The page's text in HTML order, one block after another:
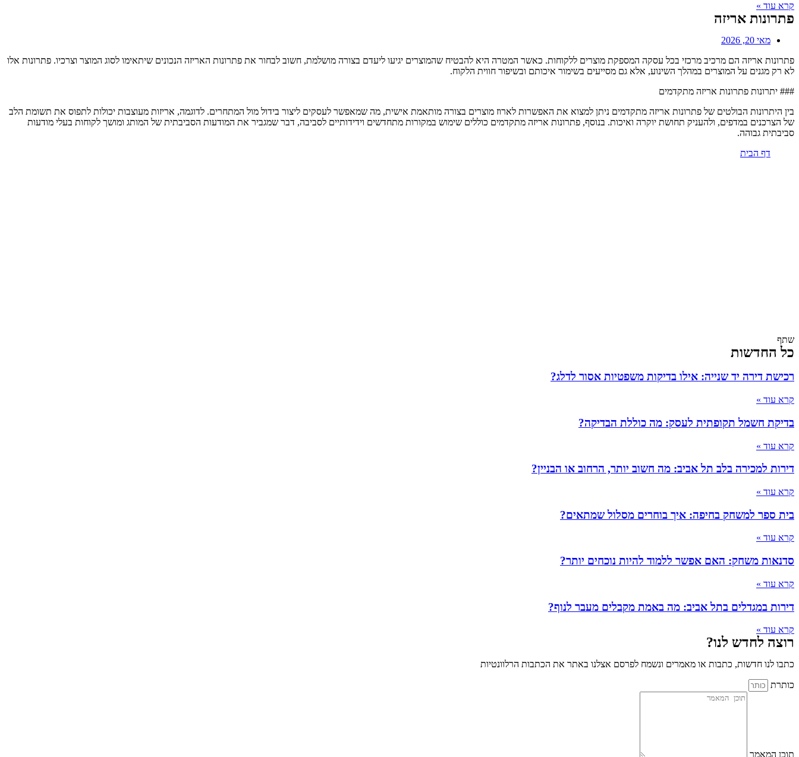
קרא עוד »
פתרונות אריזה
מאי 20, 2026
פתרונות אריזה הם מרכיב מרכזי בכל עסקה המספקת מוצרים ללקוחות. כאשר המטרה היא להבטיח שהמוצרים יגיעו ליעדם בצורה מושלמת, חשוב לבחור את פתרונות האריזה הנכונים שיתאימו לסוג המוצר וצרכיו. פתרונות אלו
לא רק מגנים על המוצרים במהלך השינוע, אלא גם מסייעים בשימור איכותם ובשיפור חווית הלקוח.
### יתרונות פתרונות אריזה מתקדמים
בין היתרונות הבולטים של פתרונות אריזה מתקדמים ניתן למצוא את האפשרות לארוז מוצרים בצורה מותאמת אישית, מה שמאפשר לעסקים ליצור בידול מול המתחרים. לדוגמה, אריזות מעוצבות יכולות לתפוס את תשומת הלב
של הצרכנים במדפים, ולהעניק תחושת יוקרה ואיכות. בנוסף, פתרונות אריזה מתקדמים כוללים שימוש במקורות מתחדשים וידידותיים לסביבה, דבר שמגביר את המודעות הסביבתית של המותג ומושך לקוחות בעלי מודעות
סביבתית גבוהה.
דף הבית
שתף
כל החדשות
רכישת דירה יד שנייה: אילו בדיקות משפטיות אסור לדלג?
קרא עוד »
בדיקת חשמל תקופתית לעסק: מה כוללת הבדיקה?
קרא עוד »
דירות למכירה בלב תל אביב: מה חשוב יותר, הרחוב או הבניין?
קרא עוד »
בית ספר למשחק בחיפה: איך בוחרים מסלול שמתאים?
קרא עוד »
סדנאות משחק: האם אפשר ללמוד להיות נוכחים יותר?
קרא עוד »
דירות במגדלים בתל אביב: מה באמת מקבלים מעבר לנוף?
קרא עוד »
רוצה לחדש לנו?
כתבו לנו חדשות, כתבות או מאמרים ונשמח לפרסם אצלנו באתר את הכתבות הרלוונטיות
כותרת
תוכן המאמר